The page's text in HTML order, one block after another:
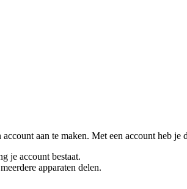
aan te maken. Met een account heb je
je account bestaat.
apparaten delen.